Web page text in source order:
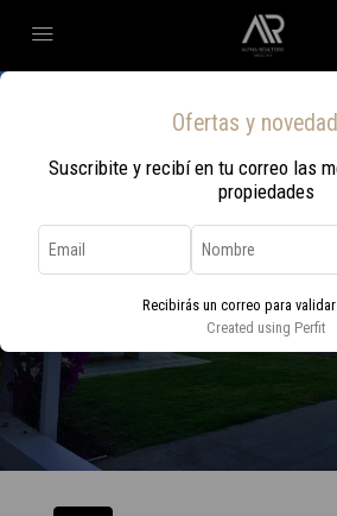
Ofertas y
Suscribite y recibí en tu correo las
propiedades
Recibirás un correo para
Created using Perfit